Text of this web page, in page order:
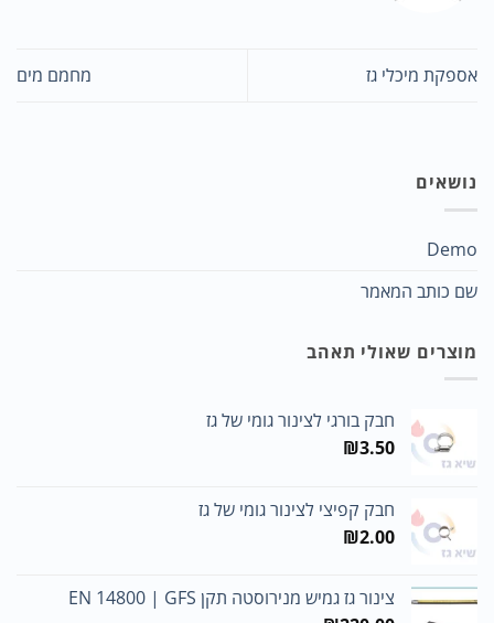
אספקת מיכלי גז מחמם מים
נושאים
Demo
שם כותב המאמר
מוצרים שאולי תאהב
חבק בורגי לצינור גומי של גז
₪3.50
חבק קפיצי לצינור גומי של גז
₪2.00
צינור גז גמיש מנירוסטה תקן EN 14800 | GFS